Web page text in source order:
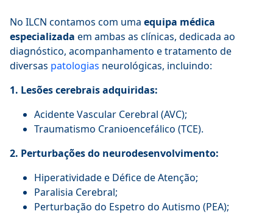
No ILCN contamos com uma equipa médica
especializada em ambas as clínicas, dedicada ao
diagnóstico, acompanhamento e tratamento de
diversas patologias neurológicas, incluindo:
1. Lesões cerebrais adquiridas:
Acidente Vascular Cerebral (AVC);
Traumatismo Cranioencefálico (TCE).
2. Perturbações do neurodesenvolvimento:
Hiperatividade e Défice de Atenção;
Paralisia Cerebral;
Perturbação do Espetro do Autismo (PEA);